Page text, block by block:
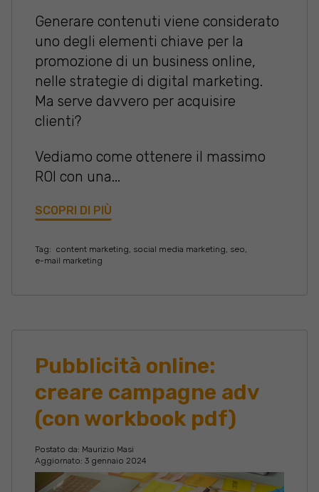
Generare contenuti viene considerato
uno degli elementi chiave per la
promozione di un business online,
nelle strategie di digital marketing.
Ma serve davvero per acquisire
clienti?
Vediamo come ottenere il massimo
ROI con una...
SCOPRI DI PIÙ
Tag: content marketing, social media marketing, seo,
e-mail marketing
Pubblicità online:
creare campagne adv
(con workbook pdf)
Postato da: Maurizio Masi
Aggiornato: 3 gennaio 2024